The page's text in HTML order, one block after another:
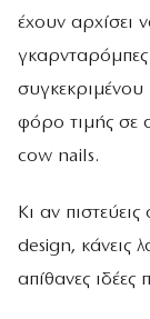
έχουν αρχίσει
γκαρνταρόμπες
συγκεκριμένου
φόρο τιμής σε
cow nails.
Κι αν
design, κάνεις
απίθανες ιδέες